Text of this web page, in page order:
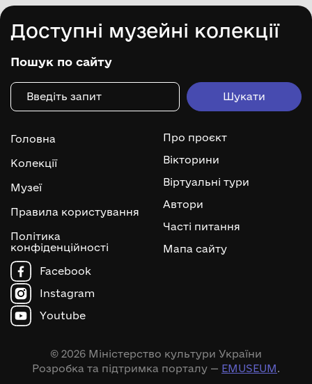
Доступні музейні колекції
Пошук по сайту
Головна
Колекції
Музеї
Правила користування
Політика
конфіденційності
Про проєкт
Вікторини
Віртуальні тури
Автори
Часті питання
Мапа сайту
Facebook
Instagram
Youtube
© 2026 Міністерство культури України
Розробка та підтримка порталу — EMUSEUM.